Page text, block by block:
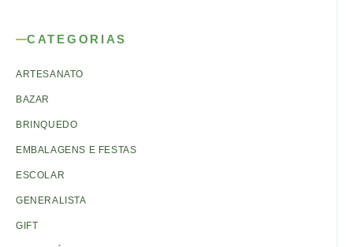
CATEGORIAS
ARTESANATO
BAZAR
BRINQUEDO
EMBALAGENS E FESTAS
ESCOLAR
GENERALISTA
GIFT